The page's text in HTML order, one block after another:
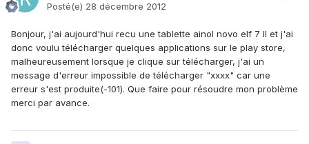
Posté(e) 28 décembre 2012
Bonjour, j'ai aujourd'hui recu une tablette ainol novo elf 7 II et j'ai
donc voulu télécharger quelques applications sur le play store,
malheureusement lorsque je clique sur télécharger, j'ai un
message d'erreur impossible de télécharger "xxxx" car une
erreur s'est produite(-101). Que faire pour résoudre mon problème
merci par avance.